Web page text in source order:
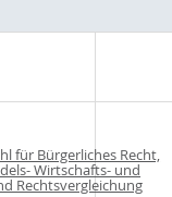
für Bürgerliches Recht,
Wirtschafts- und
Rechtsvergleichung